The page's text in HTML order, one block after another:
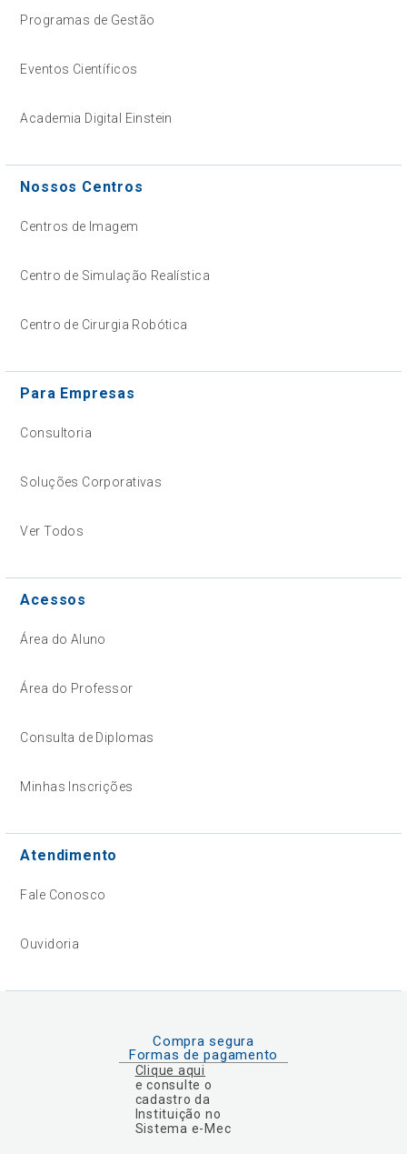
Programas de Gestão
Eventos Científicos
Academia Digital Einstein
Nossos Centros
Centros de Imagem
Centro de Simulação Realística
Centro de Cirurgia Robótica
Para Empresas
Consultoria
Soluções Corporativas
Ver Todos
Acessos
Área do Aluno
Área do Professor
Consulta de Diplomas
Minhas Inscrições
Atendimento
Fale Conosco
Ouvidoria
Compra segura
Formas de pagamento
Clique aqui
e consulte o
cadastro da
Instituição no
Sistema e-Mec